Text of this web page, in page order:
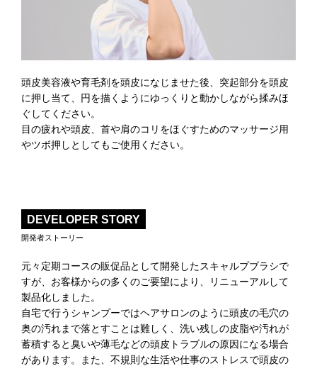
頭皮美容液や育毛剤を頭皮になじませた後、突起部分を頭皮
に押し当て、円を描くようにゆっくりと動かしながら揉みほ
ぐしてください。
目の疲れや頭皮、首や肩のコリをほぐすためのマッサージ用
やツボ押しとしてもご使用ください。
DEVELOPER STORY
開発者ストーリー
元々定期コースの販促品として開発したスキャルプブラシで
すが、お客様からの多くのご要望により、リニューアルして
製品化しました。
自宅で行うシャンプーではヘアサロンのように頭皮の毛穴の
奥の汚れまで落とすことは難しく、洗い残しの皮脂や汚れが
蓄積すると臭いや薄毛などの頭皮トラブルの原因になる場合
があります。また、不規則な生活や仕事のストレスで頭皮の